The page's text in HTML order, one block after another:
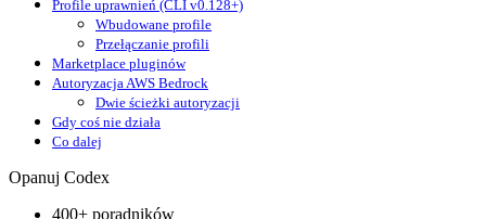
Profile uprawnień (CLI v0.128+)
Wbudowane profile
Przełączanie profili
Marketplace pluginów
Autoryzacja AWS Bedrock
Dwie ścieżki autoryzacji
Gdy coś nie działa
Co dalej
Opanuj Codex
400+ poradników